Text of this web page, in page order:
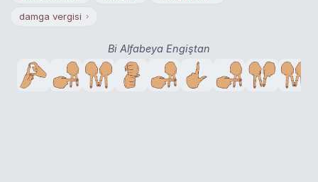
damga vergisi ›
Bi Alfabeya Engiştan